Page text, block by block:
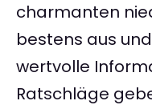
charmanten
bestens aus
wertvolle
Ratschläge